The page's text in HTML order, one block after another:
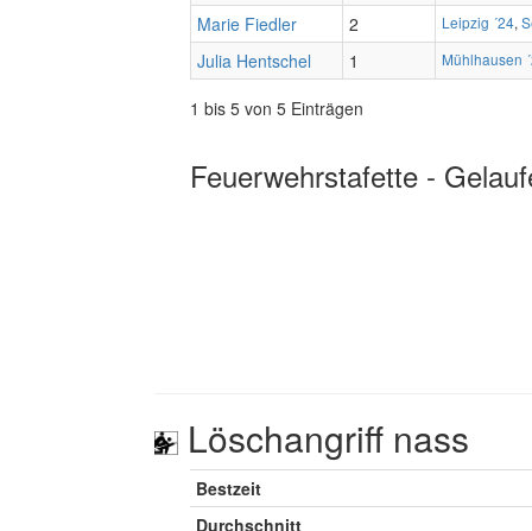
Marie Fiedler 2 Leipzig ´24,
Julia Hentschel 1 Mühlhausen
1 bis 5 von 5 Einträgen
Feuerwehrstafette -
Löschangriff nass
Bestzeit
Durchschnitt